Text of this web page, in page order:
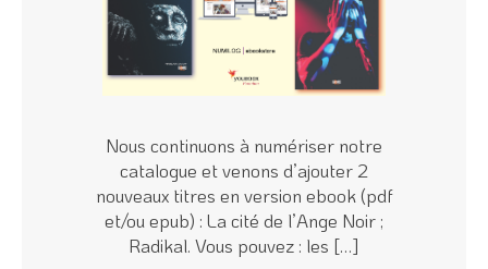
Nous continuons à numériser notre
catalogue et venons d’ajouter 2
nouveaux titres en version ebook (pdf
et/ou epub) : La cité de l’Ange Noir ;
Radikal. Vous pouvez : les […]